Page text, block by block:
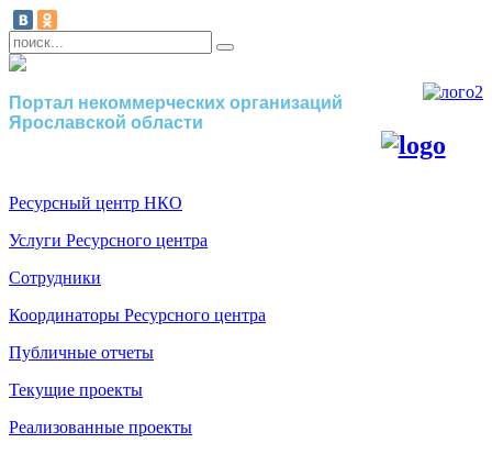
Портал некоммерческих организаций
Ярославской области
Ресурсный центр НКО
Услуги Ресурсного центра
Сотрудники
Координаторы Ресурсного центра
Публичные отчеты
Текущие проекты
Реализованные проекты